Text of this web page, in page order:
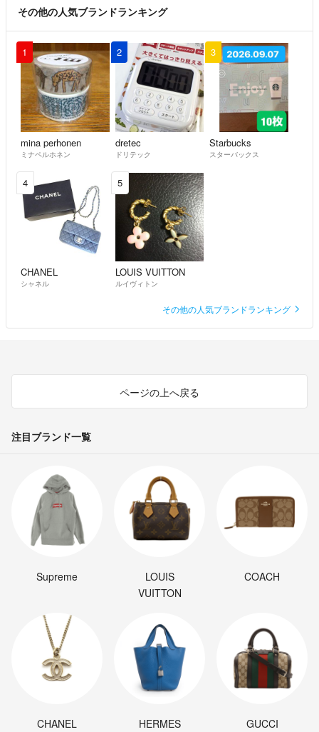
その他の人気ブランドランキング
1
mina perhonen
ミナペルホネン
2
dretec
ドリテック
3
Starbucks
スターバックス
4
CHANEL
シャネル
5
LOUIS VUITTON
ルイヴィトン
その他の人気ブランドランキング
ページの上へ戻る
注目ブランド一覧
Supreme
LOUIS
VUITTON
COACH
CHANEL HERMES GUCCI